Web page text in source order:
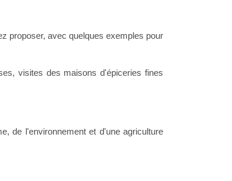
proposer, avec quelques exemples pour
visites des maisons d'épiceries fines
de l'environnement et d'une agriculture